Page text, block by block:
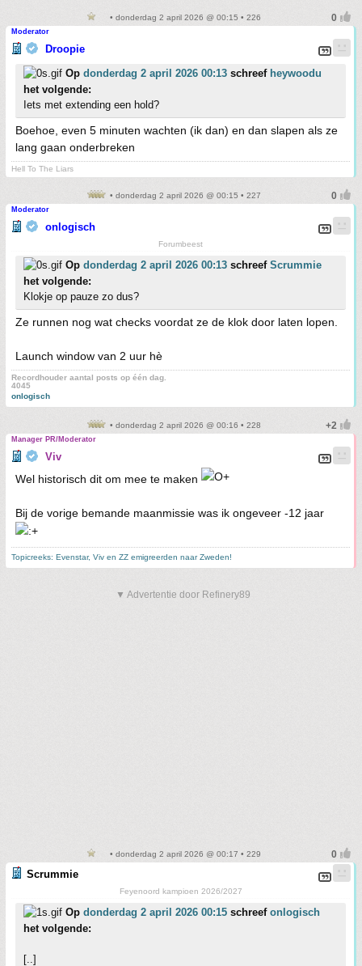
• donderdag 2 april 2026 @ 00:15 • 226
Moderator
Droopie
Op donderdag 2 april 2026 00:13 schreef heywoodu
het volgende:
Iets met extending een hold?
Boehoe, even 5 minuten wachten (ik dan) en dan slapen als ze
lang gaan onderbreken
Hell To The Liars
• donderdag 2 april 2026 @ 00:15 • 227
Moderator
onlogisch
Forumbeest
Op donderdag 2 april 2026 00:13 schreef Scrummie
het volgende:
Klokje op pauze zo dus?
Ze runnen nog wat checks voordat ze de klok door laten lopen.
Launch window van 2 uur hè
Recordhouder aantal posts op één dag.
4045
onlogisch
• donderdag 2 april 2026 @ 00:16 • 228
Manager PR/Moderator
Viv
Wel historisch dit om mee te maken
Bij de vorige bemande maanmissie was ik ongeveer -12 jaar
Topicreeks: Evenstar, Viv en ZZ emigreerden naar Zweden!
▼ Advertentie door Refinery89
• donderdag 2 april 2026 @ 00:17 • 229
Scrummie
Feyenoord kampioen 2026/2027
Op donderdag 2 april 2026 00:15 schreef onlogisch
het volgende:
[..]